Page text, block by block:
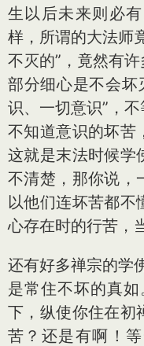
生以后未来则必
样，所谓的大法师
不灭的”，竟然有
部分细心是不会坏
识、一切意识”，
不知道意识的坏苦
这就是末法时候学
不清楚，那你说，
以他们连坏苦都不
心存在时的行苦，
还有好多禅宗的学
是常住不坏的真
下，纵使你住在初
苦？还是有啊！